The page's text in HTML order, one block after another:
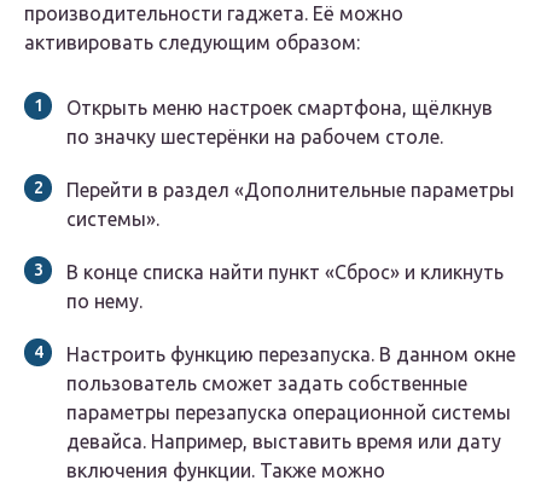
производительности гаджета. Её можно
активировать следующим образом:
Открыть меню настроек смартфона, щёлкнув
по значку шестерёнки на рабочем столе.
Перейти в раздел «Дополнительные параметры
системы».
В конце списка найти пункт «Сброс» и кликнуть
по нему.
Настроить функцию перезапуска. В данном окне
пользователь сможет задать собственные
параметры перезапуска операционной системы
девайса. Например, выставить время или дату
включения функции. Также можно